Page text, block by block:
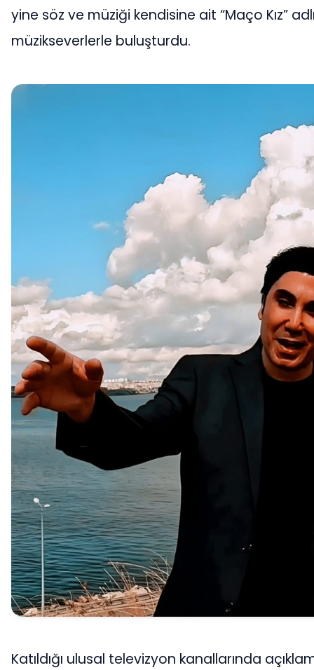
yine söz ve müziği kendisine ait “Maço Kız”
müzikseverlerle buluşturdu.
Katıldığı ulusal televizyon kanallarında